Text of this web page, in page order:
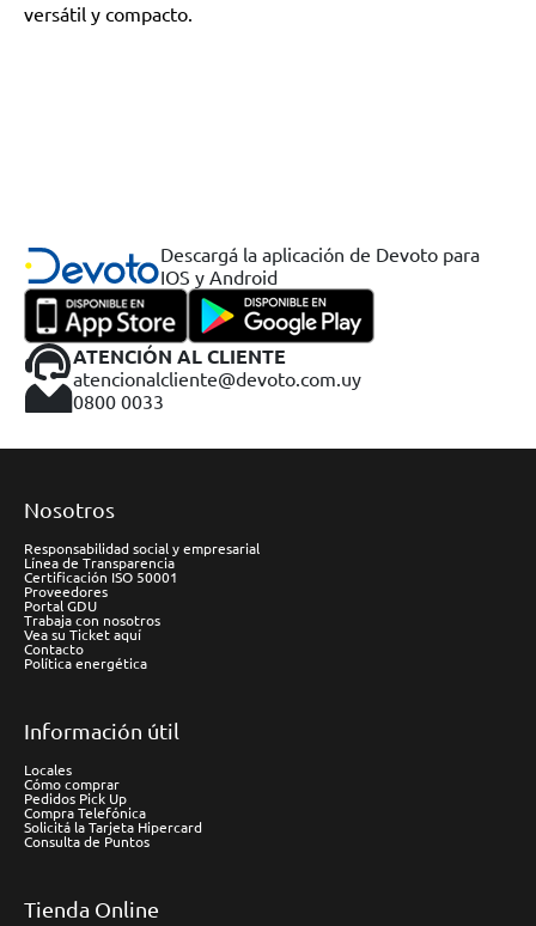
versátil y compacto.
Descargá la aplicación de Devoto para
IOS y Android
ATENCIÓN AL CLIENTE
atencionalcliente@devoto.com.uy
0800 0033
Nosotros
Responsabilidad social y empresarial
Línea de Transparencia
Certificación ISO 50001
Proveedores
Portal GDU
Trabaja con nosotros
Vea su Ticket aquí
Contacto
Política energética
Información útil
Locales
Cómo comprar
Pedidos Pick Up
Compra Telefónica
Solicitá la Tarjeta Hipercard
Consulta de Puntos
Tienda Online